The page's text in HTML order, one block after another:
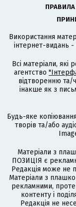
ПРАВИЛА
Використання
інтернет-видань -
Всі матеріали, які
агентство
відтворенню
інакше як з
Будь-яке
творів та/або
Матеріали з
ПОЗИЦІЯ є
Редакція може не
Матеріали з
рекламними, проте
контенту і
Редакція не